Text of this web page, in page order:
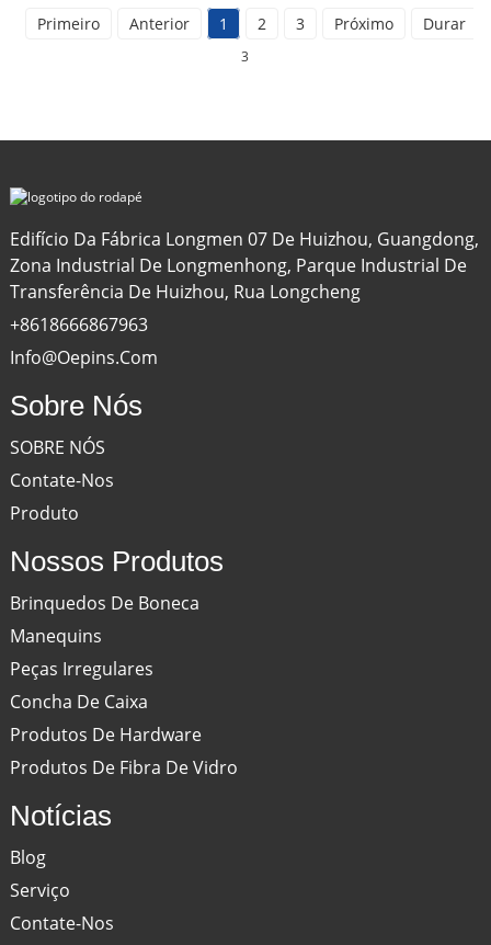
Primeiro Anterior 1 2 3 Próximo Durar
3
Edifício Da Fábrica Longmen 07 De Huizhou, Guangdong,
Zona Industrial De Longmenhong, Parque Industrial De
Transferência De Huizhou, Rua Longcheng
+8618666867963
Info@oepins.com
Sobre Nós
SOBRE NÓS
Contate-Nos
Produto
Nossos Produtos
Brinquedos De Boneca
Manequins
Peças Irregulares
Concha De Caixa
Produtos De Hardware
Produtos De Fibra De Vidro
Notícias
Blog
Serviço
Contate-Nos